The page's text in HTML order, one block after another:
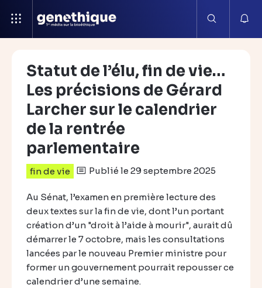
Statut de l’élu, fin de vie…
Les précisions de Gérard
Larcher sur le calendrier
de la rentrée
parlementaire
fin de vie Publié le 29 septembre 2025
Au Sénat, l’examen en première lecture des
deux textes sur la fin de vie, dont l’un portant
création d’un "droit à l’aide à mourir", aurait dû
démarrer le 7 octobre, mais les consultations
lancées par le nouveau Premier ministre pour
former un gouvernement pourrait repousser ce
calendrier d’une semaine.